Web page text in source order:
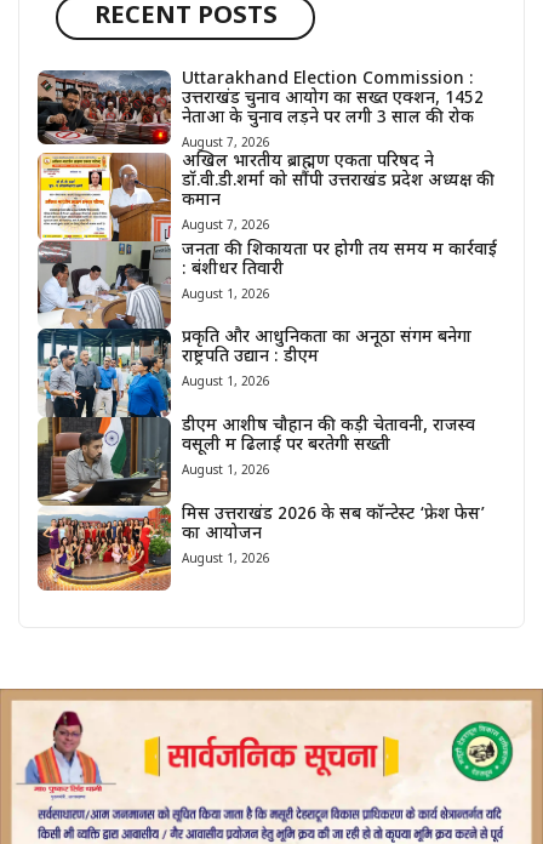
RECENT POSTS
Uttarakhand Election Commission :
उत्तराखंड चुनाव आयोग का सख्त एक्शन, 1452
नेताओं के चुनाव लड़ने पर लगी 3 साल की रोक
August 7, 2026
अखिल भारतीय ब्राह्मण एकता परिषद ने
डॉ.वी.डी.शर्मा को सौंपी उत्तराखंड प्रदेश अध्यक्ष की
कमान
August 7, 2026
जनता की शिकायतों पर होगी तय समय में कार्रवाई
: बंशीधर तिवारी
August 1, 2026
प्रकृति और आधुनिकता का अनूठा संगम बनेगा
राष्ट्रपति उद्यान : डीएम
August 1, 2026
डीएम आशीष चौहान की कड़ी चेतावनी, राजस्व
वसूली में ढिलाई पर बरतेगी सख्ती
August 1, 2026
मिस उत्तराखंड 2026 के सब कॉन्टेस्ट ‘फ्रेश फेस’
का आयोजन
August 1, 2026